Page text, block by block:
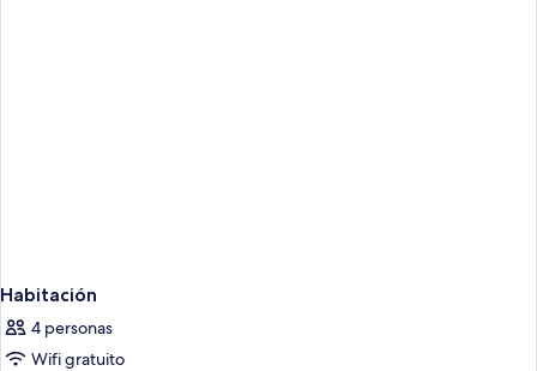
Habitación
4 personas
Wifi gratuito